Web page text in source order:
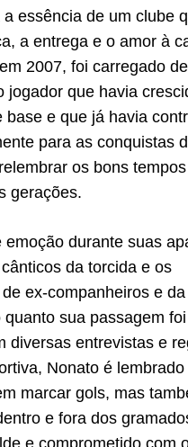
essência de um clube
a entrega e o amor à
2007, foi carregado de
jogador que havia
base e que já havia
para as conquistas
os bons
gerações.
emoção durante suas
da torcida e os
ex-companheiros e
sua passagem foi
diversas entrevistas e
Nonato é
marcar gols, mas
e fora dos